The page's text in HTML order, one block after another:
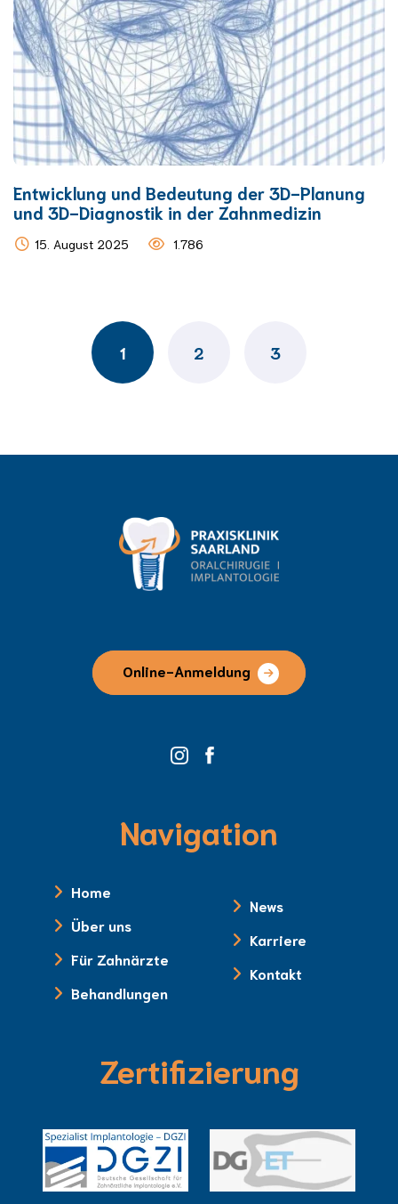
Entwicklung und Bedeutung der 3D-Planung
und 3D-Diagnostik in der Zahnmedizin
15. August 2025 1.786
navigation
1 2 3
Online-Anmeldung
Navigation
Home
Über uns
Für Zahnärzte
Behandlungen
News
Karriere
Kontakt
Zertifizierung